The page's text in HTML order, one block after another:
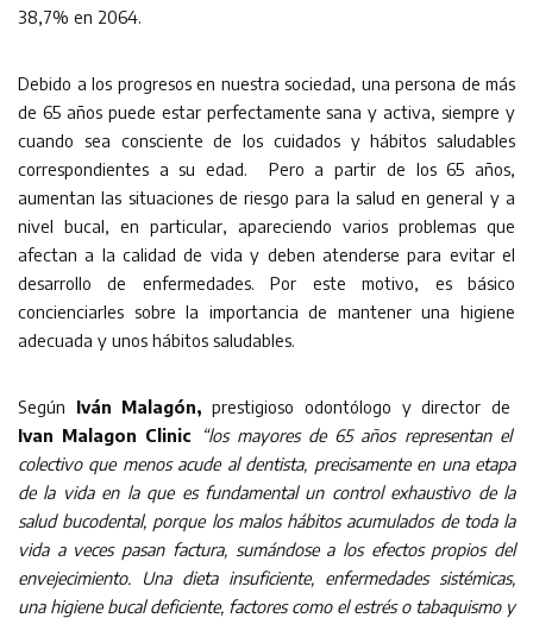
38,7% en 2064.
Debido a los progresos en nuestra sociedad, una persona de más
de 65 años puede estar perfectamente sana y activa, siempre y
cuando sea consciente de los cuidados y hábitos saludables
correspondientes a su edad. Pero a partir de los 65 años,
aumentan las situaciones de riesgo para la salud en general y a
nivel bucal, en particular, apareciendo varios problemas que
afectan a la calidad de vida y deben atenderse para evitar el
desarrollo de enfermedades. Por este motivo, es básico
concienciarles sobre la importancia de mantener una higiene
adecuada y unos hábitos saludables.
Según Iván Malagón, prestigioso odontólogo y director de
Ivan Malagon Clinic
“los mayores de 65 años representan el
colectivo que menos acude al dentista, precisamente en una etapa
de la vida en la que es fundamental un control exhaustivo de la
salud bucodental, porque los malos hábitos acumulados de toda la
vida a veces pasan factura, sumándose a los efectos propios del
envejecimiento. Una dieta insuficiente, enfermedades sistémicas,
una higiene bucal deficiente, factores como el estrés o tabaquismo y